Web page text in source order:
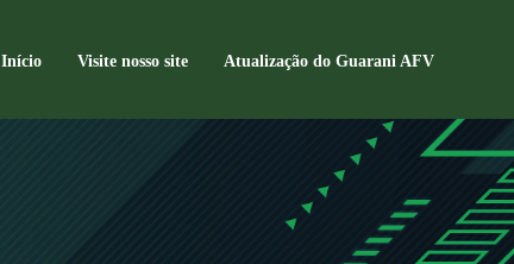
Início Visite nosso site Atualização do Guarani AFV